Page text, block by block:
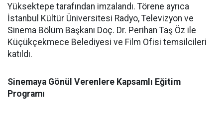
Yüksektepe tarafından imzalandı. Törene ayrıca
İstanbul Kültür Üniversitesi Radyo, Televizyon ve
Sinema Bölüm Başkanı Doç. Dr. Perihan Taş Öz ile
Küçükçekmece Belediyesi ve Film Ofisi temsilcileri
katıldı.
Sinemaya Gönül Verenlere Kapsamlı Eğitim
Programı